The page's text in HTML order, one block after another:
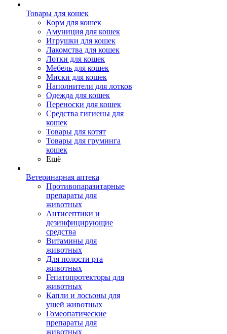
Товары для кошек
Корм для кошек
Амуниция для кошек
Игрушки для кошек
Лакомства для кошек
Лотки для кошек
Мебель для кошек
Миски для кошек
Наполнители для лотков
Одежда для кошек
Переноски для кошек
Средства гигиены для
кошек
Товары для котят
Товары для груминга
кошек
Ещё
Ветеринарная аптека
Противопаразитарные
препараты для
животных
Антисептики и
дезинфицирующие
средства
Витамины для
животных
Для полости рта
животных
Гепатопротекторы для
животных
Капли и лосьоны для
ушей животных
Гомеопатические
препараты для
животных